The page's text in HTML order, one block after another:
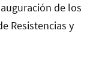
de los
Resistencias y